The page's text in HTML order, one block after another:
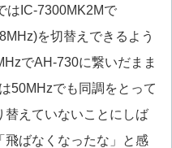
はIC-7300MK2Mで
を切替えできるよう
でAH-730に繋いだまま
50MHzでも同調をとって
替えていないことにしば
飛ばなくなったな」と感